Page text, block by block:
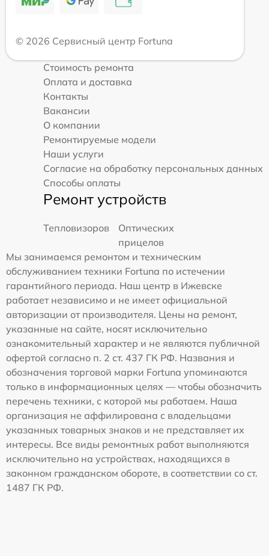
© 2026 Сервисный центр Fortuna
Стоимость ремонта
Оплата и доставка
Контакты
Вакансии
О компании
Ремонтируемые модели
Наши услуги
Согласие на обработку персональных данных
Способы оплаты
Ремонт устройств
Тепловизоров
Оптических
прицелов
Мы занимаемся ремонтом и техническим
обслуживанием техники Fortuna по истечении
гарантийного периода. Наш центр в Ижевске
работает независимо и не имеет официальной
авторизации от производителя. Цены на ремонт,
указанные на сайте, носят исключительно
ознакомительный характер и не являются публичной
офертой согласно п. 2 ст. 437 ГК РФ. Названия и
обозначения торговой марки Fortuna упоминаются
только в информационных целях — чтобы обозначить
перечень техники, с которой мы работаем. Наша
организация не аффилирована с владельцами
указанных товарных знаков и не представляет их
интересы. Все виды ремонтных работ выполняются
исключительно на устройствах, находящихся в
законном гражданском обороте, в соответствии со ст.
1487 ГК РФ.